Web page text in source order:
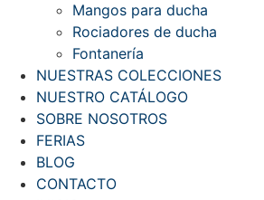
Mangos para ducha
Rociadores de ducha
Fontanería
NUESTRAS COLECCIONES
NUESTRO CATÁLOGO
SOBRE NOSOTROS
FERIAS
BLOG
CONTACTO